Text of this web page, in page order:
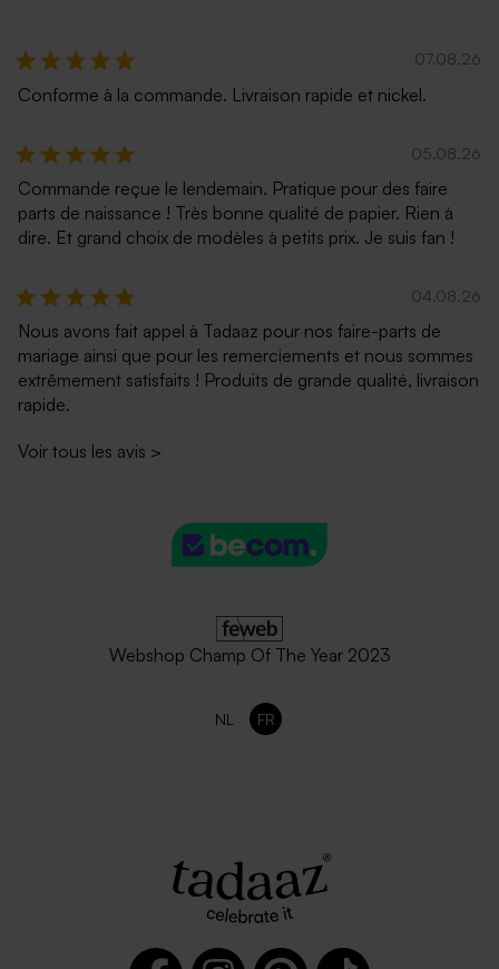
07.08.26
Conforme à la commande. Livraison rapide et nickel.
05.08.26
Commande reçue le lendemain. Pratique pour des faire
parts de naissance ! Très bonne qualité de papier. Rien à
dire. Et grand choix de modèles à petits prix. Je suis fan !
04.08.26
Nous avons fait appel à Tadaaz pour nos faire-parts de
mariage ainsi que pour les remerciements et nous sommes
extrêmement satisfaits ! Produits de grande qualité, livraison
rapide.
Voir tous les avis >
Webshop Champ Of The Year 2023
NL FR